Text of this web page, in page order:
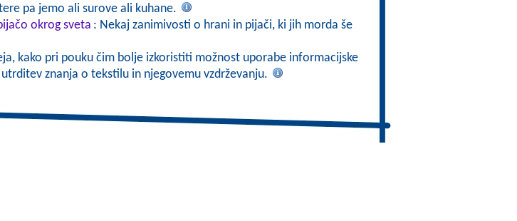
pa jemo ali surove ali kuhane.
okrog sveta : Nekaj zanimivosti o hrani in pijači, ki jih morda še
kako pri pouku čim bolje izkoristiti možnost uporabe informacijske
znanja o tekstilu in njegovemu vzdrževanju.